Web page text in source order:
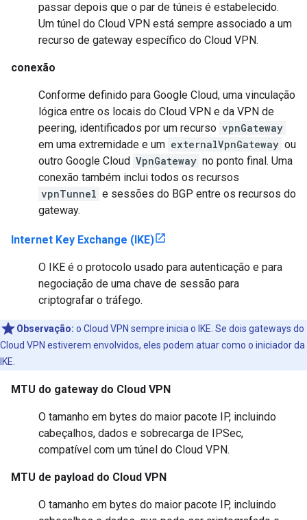
passar depois que o par de túneis é estabelecido.
Um túnel do Cloud VPN está sempre associado a um
recurso de gateway específico do Cloud VPN.
conexão
Conforme definido para Google Cloud, uma vinculação
lógica entre os locais do Cloud VPN e da VPN de
peering, identificados por um recurso vpnGateway
em uma extremidade e um externalVpnGateway ou
outro Google Cloud VpnGateway no ponto final. Uma
conexão também inclui todos os recursos
vpnTunnel e sessões do BGP entre os recursos do
gateway.
Internet Key Exchange (IKE)
O IKE é o protocolo usado para autenticação e para
negociação de uma chave de sessão para
criptografar o tráfego.
Observação: o Cloud VPN sempre inicia o IKE. Se dois gateways do
Cloud VPN estiverem envolvidos, eles podem atuar como o iniciador da
IKE.
MTU do gateway do Cloud VPN
O tamanho em bytes do maior pacote IP, incluindo
cabeçalhos, dados e sobrecarga de IPSec,
compatível com um túnel do Cloud VPN.
MTU de payload do Cloud VPN
O tamanho em bytes do maior pacote IP, incluindo